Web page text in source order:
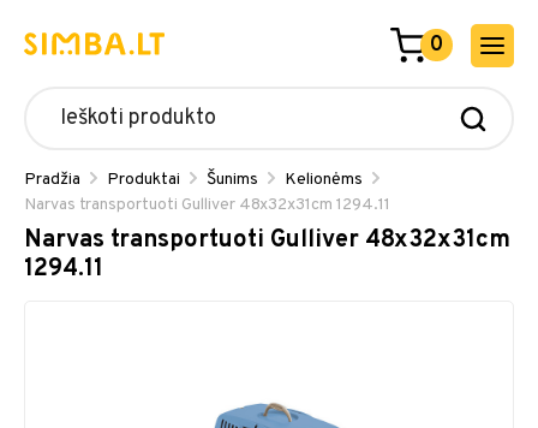
0
Pradžia Produktai Šunims
Kelionėms
Narvas transportuoti Gulliver 48x32x31cm 1294.11
Narvas transportuoti Gulliver 48x32x31cm
1294.11